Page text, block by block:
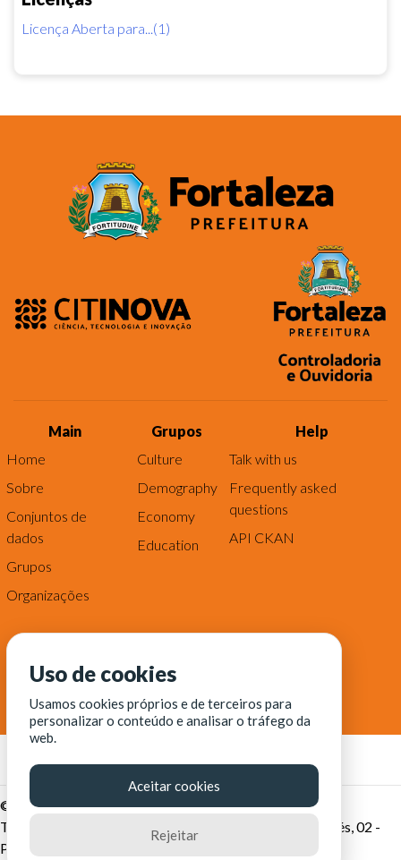
Licença Aberta para...(1)
Main
Home
Sobre
Conjuntos de
dados
Grupos
Organizações
Grupos
Culture
Demography
Economy
Education
Help
Talk with us
Frequently asked
questions
API CKAN
© Fortaleza Digital || CITINOVA - Fundação de Ciência,
Tecnologia e Inovação de Fortaleza - Rua dos Tremembés, 02 -
Praia de Iracema - Fortaleza-CE
Uso de cookies
Usamos cookies próprios e de terceiros para
personalizar o conteúdo e analisar o tráfego da
web.
Aceitar cookies
Rejeitar